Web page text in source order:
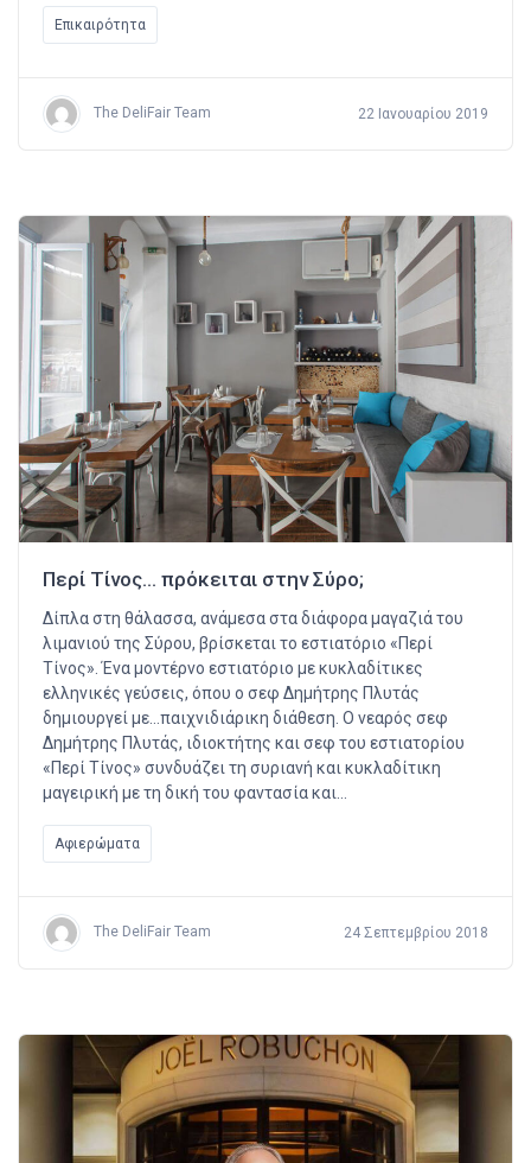
Επικαιρότητα
The DeliFair Team 22 Ιανουαρίου 2019
Περί Τίνος… πρόκειται στην Σύρο;
Δίπλα στη θάλασσα, ανάμεσα στα διάφορα μαγαζιά του
λιμανιού της Σύρου, βρίσκεται το εστιατόριο «Περί
Τίνος». Ένα μοντέρνο εστιατόριο με κυκλαδίτικες
ελληνικές γεύσεις, όπου ο σεφ Δημήτρης Πλυτάς
δημιουργεί με…παιχνιδιάρικη διάθεση. Ο νεαρός σεφ
Δημήτρης Πλυτάς, ιδιοκτήτης και σεφ του εστιατορίου
«Περί Τίνος» συνδυάζει τη συριανή και κυκλαδίτικη
μαγειρική με τη δική του φαντασία και…
Αφιερώματα
The DeliFair Team 24 Σεπτεμβρίου 2018